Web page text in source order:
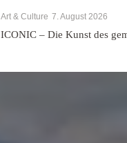
Art & Culture 7. August 2026
ICONIC – Die Kunst des